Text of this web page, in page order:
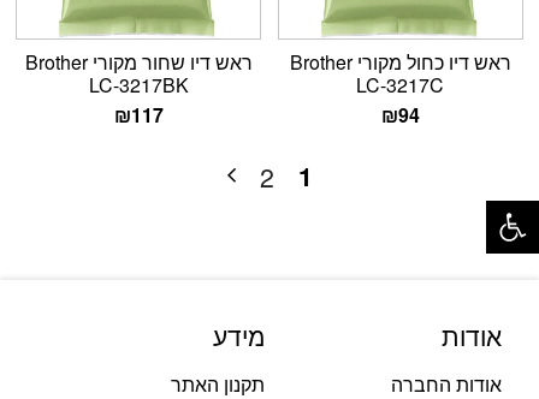
ראש דיו כחול מקורי Brother
LC-3217C
₪94
ראש דיו שחור מקורי Brother
LC-3217BK
₪117
1
2
אודות
אודות החברה
מידע
תקנון האתר
פתח סרגל נגישות